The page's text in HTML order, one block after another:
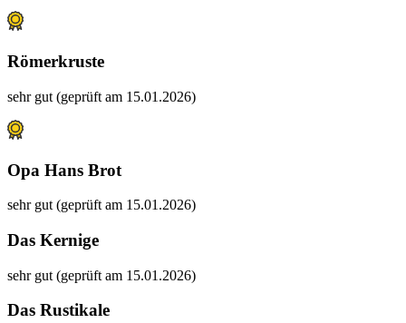
Römerkruste
sehr gut (geprüft am 15.01.2026)
Opa Hans Brot
sehr gut (geprüft am 15.01.2026)
Das Kernige
sehr gut (geprüft am 15.01.2026)
Das Rustikale